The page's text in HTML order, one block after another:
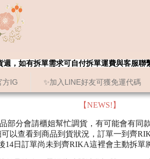
方IG ✨加入LINE好友可獲免運代碼
，如有拆單需求可自付拆單運費與客服